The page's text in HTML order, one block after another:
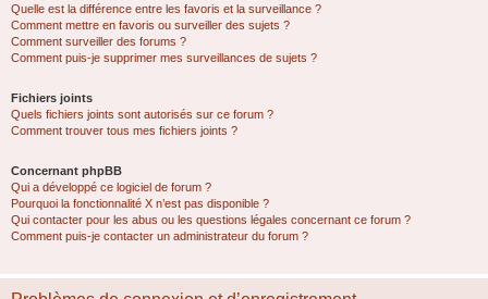
Quelle est la différence entre les favoris et la surveillance ?
Comment mettre en favoris ou surveiller des sujets ?
Comment surveiller des forums ?
Comment puis-je supprimer mes surveillances de sujets ?
Fichiers joints
Quels fichiers joints sont autorisés sur ce forum ?
Comment trouver tous mes fichiers joints ?
Concernant phpBB
Qui a développé ce logiciel de forum ?
Pourquoi la fonctionnalité X n’est pas disponible ?
Qui contacter pour les abus ou les questions légales concernant ce forum ?
Comment puis-je contacter un administrateur du forum ?